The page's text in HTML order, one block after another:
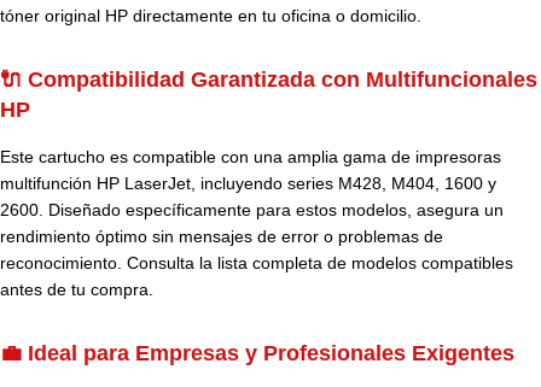
tóner original HP directamente en tu oficina o domicilio.
🔌 Compatibilidad Garantizada con Multifuncionales
HP
Este cartucho es compatible con una amplia gama de impresoras
multifunción HP LaserJet, incluyendo series M428, M404, 1600 y
2600. Diseñado específicamente para estos modelos, asegura un
rendimiento óptimo sin mensajes de error o problemas de
reconocimiento. Consulta la lista completa de modelos compatibles
antes de tu compra.
💼 Ideal para Empresas y Profesionales Exigentes